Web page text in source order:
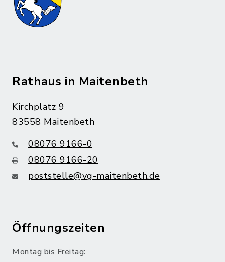
Rathaus in Maitenbeth
Kirchplatz 9
83558 Maitenbeth
08076 9166-0
08076 9166-20
poststelle@vg-maitenbeth.de
Öffnungszeiten
Montag bis Freitag: